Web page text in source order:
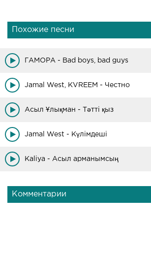
Похожие песни
ГАМОРА - Bad boys, bad guys
Jamal West, KVREEM - Честно
Асыл Ұлықман - Тәтті қыз
Jamal West - Күлімдеші
Kaliya - Асыл арманымсың
Комментарии